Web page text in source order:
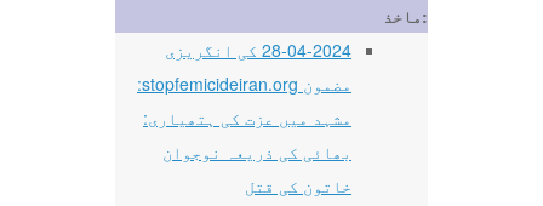
ماخذ:
28-04-2024 کی انگریزی
مضمون stopfemicideiran.org:
مشہد میں عزت کی ہتھیاری:
بھائی کی ذریعہ نوجوان
خاتون کی قتل